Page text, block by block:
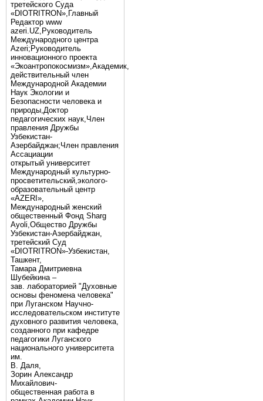
третейского Суда
«DIOTRITRON»,Главный
Редактор www
azeri.UZ,Руководитель
Международного центра
Аzeri;Руководитель
инновационного проекта
«Экоантропокосмизм»,Академик,
действительный член
Международной Академии
Наук Экологии и
Безопасности человека и
природы,Доктор
педагогических наук,Член
правления Дружбы
Узбекистан-
Азербайджан;Член правления
Ассациации
открытый университет
Международный культурно-
просветительский,эколого-
образовательный центр
«AZERI»,
Mеждународный женский
общественный Фонд Sharg
Аyoli,Общество Дружбы
Узбекистан-Азербайджан,
третейский Суд
«DIOTRITRON»-Узбекистан,
Ташкент,
Тамара Дмитриевна
Шубейкина –
зав. лабораторией "Духовные
основы феномена человека"
при Луганском Научно-
исследовательском институте
духовного развития человека,
созданного при кафедре
педагогики Луганского
национального университета
им.
В. Даля,
Зорин Александр
Михайлович-
общественная работа в